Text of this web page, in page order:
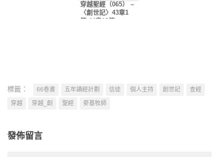
穿越聖經（065） –
〈創世記〉43章1
節-44章13節
標籤： 66卷書 五年讀經計劃 信徒 個人主持 創世記
查經
穿越
穿越_創 聖經 麥基牧師
發佈留言